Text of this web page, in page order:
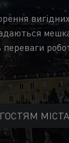
переваги
ГОСТЯМ МІСТА